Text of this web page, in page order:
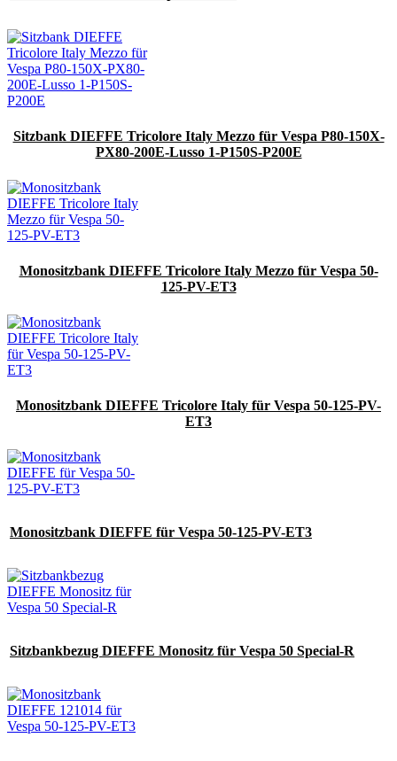
Sitzbank DIEFFE Tricolore Italy Mezzo für Vespa P80-150X-
PX80-200E-Lusso 1-P150S-P200E
Monositzbank DIEFFE Tricolore Italy Mezzo für Vespa 50-
125-PV-ET3
Monositzbank DIEFFE Tricolore Italy für Vespa 50-125-PV-
ET3
Monositzbank DIEFFE für Vespa 50-125-PV-ET3
Sitzbankbezug DIEFFE Monositz für Vespa 50 Special-R